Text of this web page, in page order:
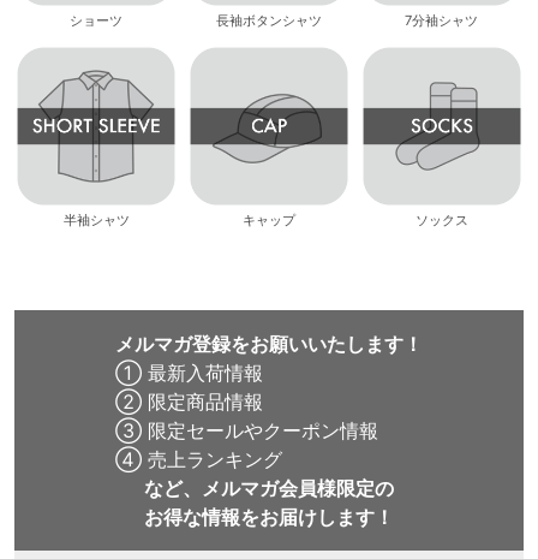
ショーツ 長袖ボタンシャツ 7分袖シャツ
半袖シャツ キャップ ソックス
メルマガ登録をお願いいたします！
① 最新入荷情報
② 限定商品情報
③ 限定セールやクーポン情報
④ 売上ランキング
など、メルマガ会員様限定の
お得な情報をお届けします！